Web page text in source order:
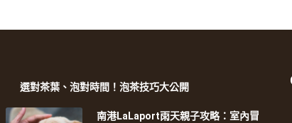
選對茶葉、泡對時間！泡茶技巧大公開
南港LaLaport雨天親子攻略：室內冒